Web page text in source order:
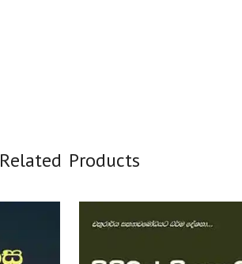
Related Products